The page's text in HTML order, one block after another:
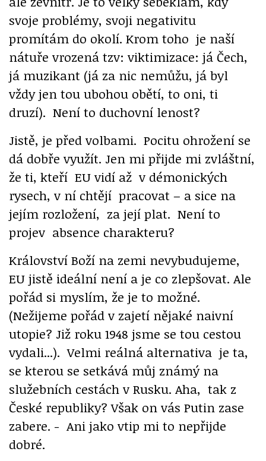
svoje problémy, svoji negativitu
promítám do okolí. Krom toho je naší
nátuře vrozená tzv: viktimizace: já Čech,
já muzikant (já za nic nemůžu, já byl
vždy jen tou ubohou obětí, to oni, ti
druzí). Není to duchovní lenost?
Jistě, je před volbami. Pocitu ohrožení se
dá dobře využít. Jen mi přijde mi zvláštní,
že ti, kteří EU vidí až v démonických
rysech, v ní chtějí pracovat – a sice na
jejím rozložení, za její plat. Není to
projev absence charakteru?
Království Boží na zemi nevybudujeme,
EU jistě ideální není a je co zlepšovat. Ale
pořád si myslím, že je to možné.
(Nežijeme pořád v zajetí nějaké naivní
utopie? Již roku 1948 jsme se tou cestou
vydali...). Velmi reálná alternativa je ta,
se kterou se setkává můj známý na
služebních cestách v Rusku. Aha, tak z
České republiky? Však on vás Putin zase
zabere. - Ani jako vtip mi to nepřijde
dobré.